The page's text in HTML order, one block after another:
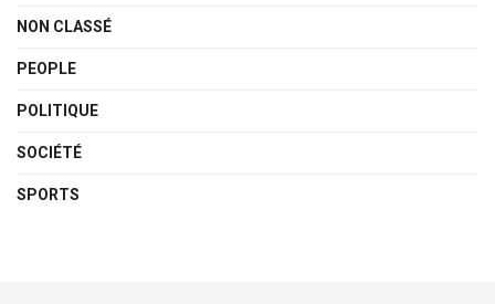
NON CLASSÉ
PEOPLE
POLITIQUE
SOCIÉTÉ
SPORTS